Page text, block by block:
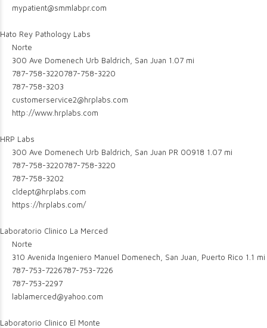
mypatient@smmlabpr.com
Hato Rey Pathology Labs
Norte
300 Ave Domenech Urb Baldrich, San Juan 1.07 mi
787-758-3220787-758-3220
787-758-3203
customerservice2@hrplabs.com
http://www.hrplabs.com
HRP Labs
300 Ave Domenech Urb Baldrich, San Juan PR 00918 1.07 mi
787-758-3220787-758-3220
787-758-3202
cldept@hrplabs.com
https://hrplabs.com/
Laboratorio Clinico La Merced
Norte
310 Avenida Ingeniero Manuel Domenech, San Juan, Puerto Rico 1.1 mi
787-753-7226787-753-7226
787-753-2297
lablamerced@yahoo.com
Laboratorio Clinico El Monte